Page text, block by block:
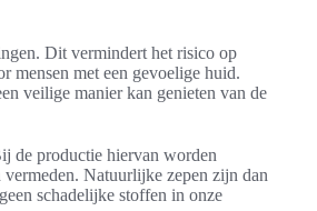
Dit vermindert het risico op
mensen met een gevoelige huid.
veilige manier kan genieten van de
de productie hiervan worden
Natuurlijke zepen zijn dan
schadelijke stoffen in onze